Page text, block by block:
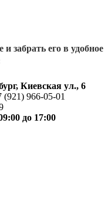
забрать его в удобное
Киевская ул., 6
966-05-01
до 17:00